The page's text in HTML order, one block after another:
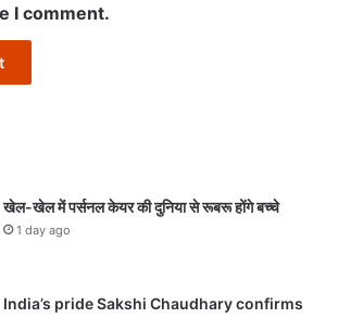
I comment.
खेल-खेल में पर्सनल केयर की दुनिया से रूबरू होंगे बच्चे
1 day ago
India’s pride Sakshi Chaudhary confirms